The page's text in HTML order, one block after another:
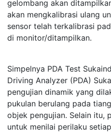
gelombang akan
akan mengkalibrasi ulang
sensor telah terkalibrasi
di monitor/ditampilkan.
Simpelnya PDA Test
Driving Analyzer (PDA)
pengujian dinamik yang
pukulan berulang pada
objek pengujian. Selain itu,
untuk menilai perilaku